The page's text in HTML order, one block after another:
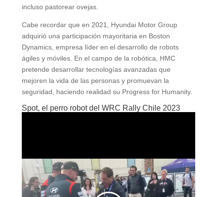
incluso pastorear ovejas.
Cabe recordar que en 2021, Hyundai Motor Group
adquirió una participación mayoritaria en Boston
Dynamics, empresa líder en el desarrollo de robots
ágiles y móviles. En el campo de la robótica, HMC
pretende desarrollar tecnologías avanzadas que
mejoren la vida de las personas y promuevan la
seguridad, haciendo realidad su Progress for Humanity.
Spot, el perro robot del WRC Rally Chile 2023